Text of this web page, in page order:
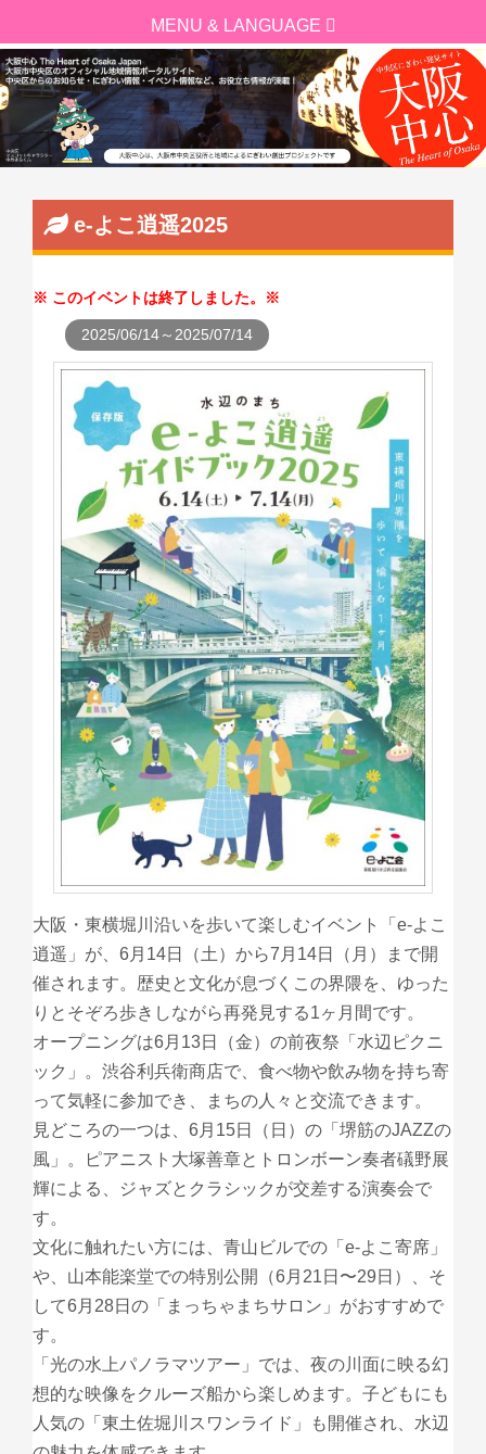
e-よこ逍遥2025
このイベントは終了しました。
2025/06/14～2025/07/14
大阪・東横堀川沿いを歩いて楽しむイベント「e-よこ
逍遥」が、6月14日（土）から7月14日（月）まで開
催されます。歴史と文化が息づくこの界隈を、ゆった
りとそぞろ歩きしながら再発見する1ヶ月間です。
オープニングは6月13日（金）の前夜祭「水辺ピクニ
ック」。渋谷利兵衛商店で、食べ物や飲み物を持ち寄
って気軽に参加でき、まちの人々と交流できます。
見どころの一つは、6月15日（日）の「堺筋のJAZZの
風」。ピアニスト大塚善章とトロンボーン奏者礒野展
輝による、ジャズとクラシックが交差する演奏会で
す。
文化に触れたい方には、青山ビルでの「e-よこ寄席」
や、山本能楽堂での特別公開（6月21日〜29日）、そ
して6月28日の「まっちゃまちサロン」がおすすめで
す。
「光の水上パノラマツアー」では、夜の川面に映る幻
想的な映像をクルーズ船から楽しめます。子どもにも
人気の「東土佐堀川スワンライド」も開催され、水辺